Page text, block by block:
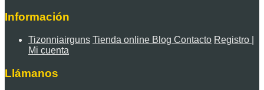
Información
Tizonniairguns Tienda online Blog Contacto Registro |
Mi cuenta
Llámanos